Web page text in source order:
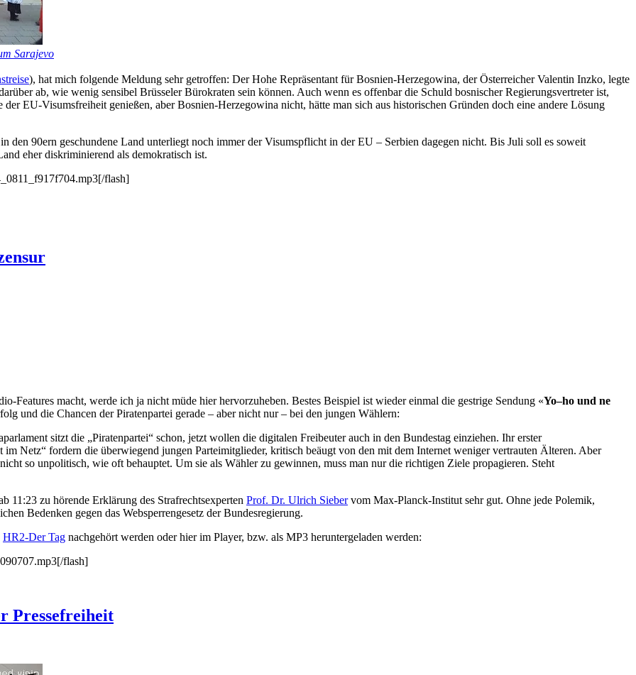
Sarajevo
), hat mich folgende Meldung sehr getroffen: Der Hohe Repräsentant für Bosnien-Herzegowina, der Österreicher Valentin Inzko, legte
ab, wie wenig sensibel Brüsseler Bürokraten sein können. Auch wenn es offenbar die Schuld bosnischer Regierungsvertreter ist,
EU-Visumsfreiheit genießen, aber Bosnien-Herzegowina nicht, hätte man sich aus historischen Gründen doch eine andere Lösung
den 90ern geschundene Land unterliegt noch immer der Visumspflicht in der EU – Serbien dagegen nicht. Bis Juli soll es soweit
eher diskriminierend als demokratisch ist.
flash]
Features macht, werde ich ja nicht müde hier hervorzuheben. Bestes Beispiel ist wieder einmal die gestrige Sendung «Yo–ho und ne
und die Chancen der Piratenpartei gerade – aber nicht nur – bei den jungen Wählern:
sitzt die „Piratenpartei“ schon, jetzt wollen die digitalen Freibeuter auch in den Bundestag einziehen. Ihr erster
Netz“ fordern die überwiegend jungen Parteimitglieder, kritisch beäugt von den mit dem Internet weniger vertrauten Älteren. Aber
so unpolitisch, wie oft behauptet. Um sie als Wähler zu gewinnen, muss man nur die richtigen Ziele propagieren. Steht
11:23 zu hörende Erklärung des Strafrechtsexperten Prof. Dr. Ulrich Siebervom Max-Planck-Institut sehr gut. Ohne jede Polemik,
Bedenken gegen das Websperrengesetz der Bundesregierung.
HR2-Der Tag nachgehört werden oder hier im Player, bzw. als MP3 heruntergeladen werden:
flash]
Pressefreiheit